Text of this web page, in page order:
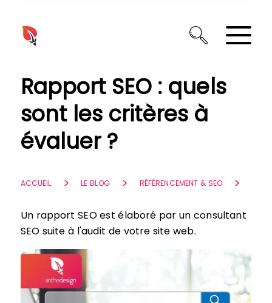
Rapport SEO : quels
sont les critères à
évaluer ?
ACCUEIL LE BLOG RÉFÉRENCEMENT & SEO
Un rapport SEO est élaboré par un consultant
SEO suite à l'audit de votre site web.